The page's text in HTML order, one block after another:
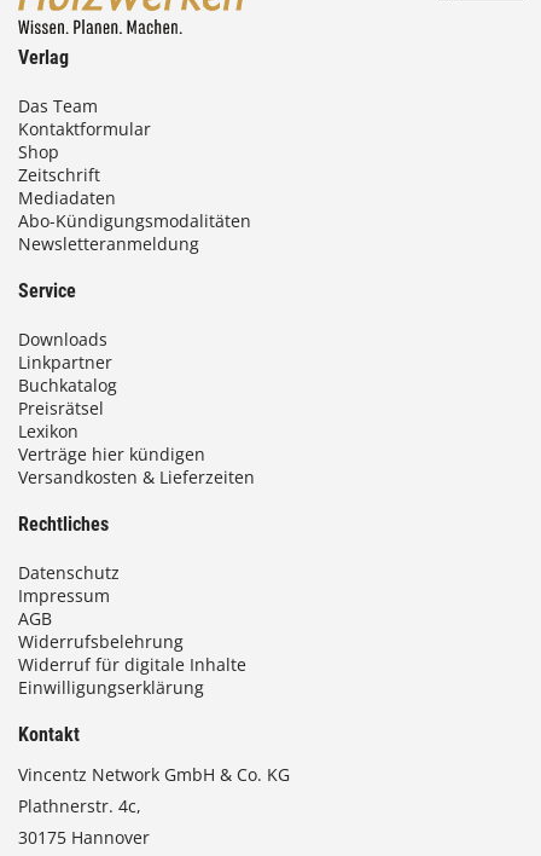
Verlag
Das Team
Kontaktformular
Shop
Zeitschrift
Mediadaten
Abo-Kündigungsmodalitäten
Newsletteranmeldung
Service
Downloads
Linkpartner
Buchkatalog
Preisrätsel
Lexikon
Verträge hier kündigen
Versandkosten & Lieferzeiten
Rechtliches
Datenschutz
Impressum
AGB
Widerrufsbelehrung
Widerruf für digitale Inhalte
Einwilligungserklärung
Kontakt
Vincentz Network GmbH & Co. KG
Plathnerstr. 4c,
30175 Hannover